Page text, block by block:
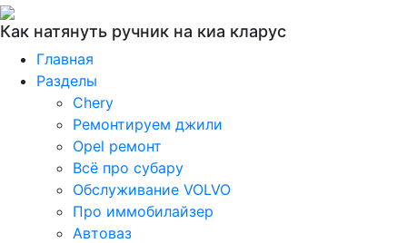
Как натянуть ручник на киа кларус
Главная
Разделы
Chery
Ремонтируем джили
Opel ремонт
Всё про субару
Обслуживание VOLVO
Про иммобилайзер
Автоваз